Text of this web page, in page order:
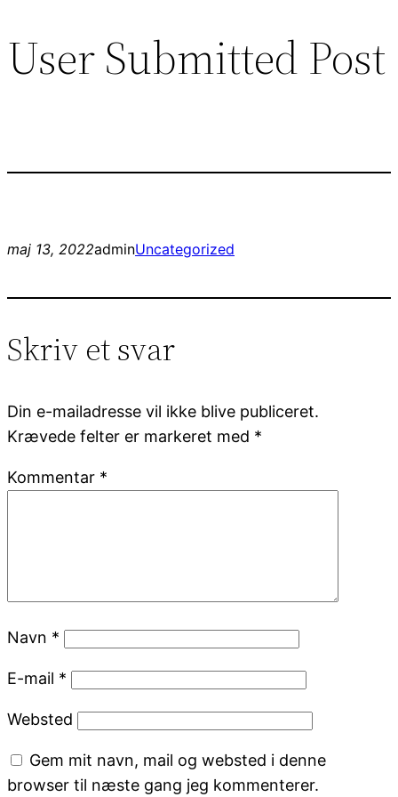
Spring
til
User Submitted Post
maj 13, 2022adminUncategorized
Skriv et svar
Din e-mailadresse vil ikke blive publiceret.
Krævede felter er markeret med *
Kommentar *
Navn *
E-mail *
Websted
Gem mit navn, mail og websted i denne
browser til næste gang jeg kommenterer.